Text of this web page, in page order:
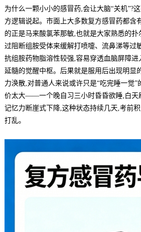
为什么一颗小小的感冒药,会让大脑“关机”?
方逻辑说起。市面上大多数复方感冒药都含
的正是马来酸氯苯那敏,也就是大家熟悉的
过阻断组胺受体来缓解打喷嚏、流鼻涕等过
抗组胺药物脂溶性较强,容易穿透血脑屏障进
延髓的觉醒中枢。后果就是服用后出现明显
力涣散,对普通人来说或许只是“吃完睡一觉
价太大——一个晚自习三小时昏昏欲睡,白天
记忆力断崖式下降,这种状态持续几天,考前
打乱。